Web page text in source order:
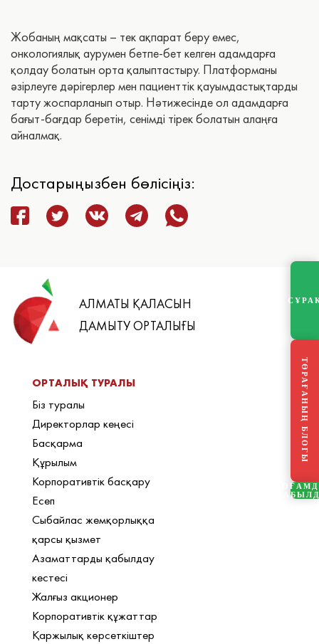
Жобаның мақсаты – тек ақпарат беру емес,
онкологиялық аурумен бетпе-бет келген адамдарға
қолдау болатын орта қалыптастыру. Платформаны
әзірлеуге дәрігерлер мен пациенттік қауымдастықтарды
тарту жоспарланып отыр. Нәтижесінде ол адамдарға
бағыт-бағдар беретін, сенімді тірек болатын алаңға
айналмақ.
Достарыңызбен бөлісіңіз:
АЛМАТЫ ҚАЛАСЫН
ДАМЫТУ ОРТАЛЫҒЫ
ОРТАЛЫҚ ТУРАЛЫ
Біз туралы
Директорлар кеңесі
Басқарма
Құрылым
Корпоративтік басқару
Есеп
Сыбайлас жемқорлыққа
қарсы қызмет
Азаматтарды қабылдау
кестесі
Жалғыз акционер
Корпоративтік құжаттар
Қаржылық көрсеткіштер
ТӨРАҒАНЫҢ БЛОГЫ